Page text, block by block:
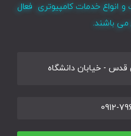
انواع خدمات کامپیوتری فعال
می باشند.
قدس - خیابان دانشگاه
0912-